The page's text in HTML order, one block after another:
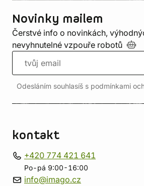
Novinky mailem
Čerstvé info o novinkách,
nevyhnutelné vzpouře robotů
Odesláním souhlasíš s podmínkami
kontakt
+420 774 421 641
Po-pá 9:00-16:00
info@imago.cz